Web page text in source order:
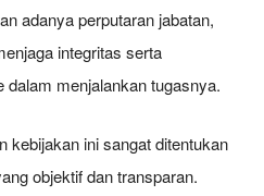
adanya perputaran jabatan,
integritas serta
menjalankan tugasnya.
kebijakan ini sangat ditentukan
objektif dan transparan.